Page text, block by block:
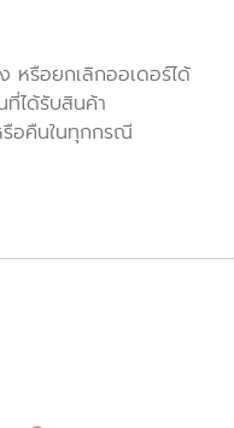
หรือยกเลิกออเดอร์ได้
ที่ได้รับสินค้า
รือคืนในทุกกรณี